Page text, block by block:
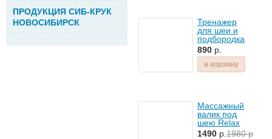
ПРОДУКЦИЯ СИБ-КРУК
НОВОСИБИРСК
Тренажер
для шеи и
подбородка
Нефертити
890 р.
в корзину
Массажный
валик под
шею Relax
Nex
1490 р. 1980 р